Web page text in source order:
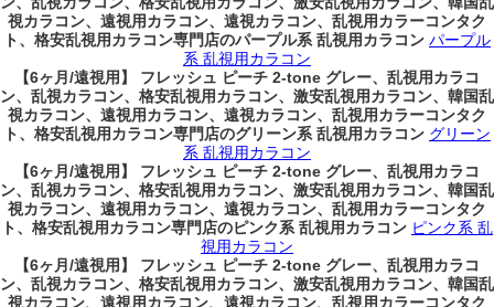
視カラコン、遠視用カラコン、遠視カラコン、乱視用カラーコンタク
ト、格安乱視用カラコン専門店のパープル系 乱視用カラコン パープル
系 乱視用カラコン
【6ヶ月/遠視用】 フレッシュ ピーチ 2-tone グレー、乱視用カラコ
ン、乱視カラコン、格安乱視用カラコン、激安乱視用カラコン、韓国乱
視カラコン、遠視用カラコン、遠視カラコン、乱視用カラーコンタク
ト、格安乱視用カラコン専門店のグリーン系 乱視用カラコン グリーン
系 乱視用カラコン
【6ヶ月/遠視用】 フレッシュ ピーチ 2-tone グレー、乱視用カラコ
ン、乱視カラコン、格安乱視用カラコン、激安乱視用カラコン、韓国乱
視カラコン、遠視用カラコン、遠視カラコン、乱視用カラーコンタク
ト、格安乱視用カラコン専門店のピンク系 乱視用カラコン ピンク系 乱
視用カラコン
【6ヶ月/遠視用】 フレッシュ ピーチ 2-tone グレー、乱視用カラコ
ン、乱視カラコン、格安乱視用カラコン、激安乱視用カラコン、韓国乱
視カラコン、遠視用カラコン、遠視カラコン、乱視用カラーコンタク